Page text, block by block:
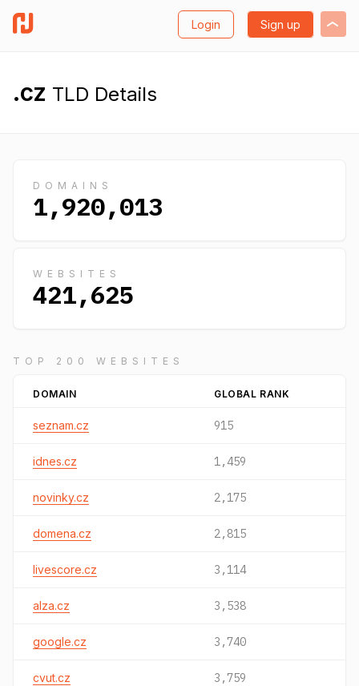
Login Sign up
.cz TLD Details
DOMAINS
1,920,013
WEBSITES
421,625
TOP 200 WEBSITES
DOMAIN GLOBAL RANK
seznam.cz 915
idnes.cz 1,459
novinky.cz 2,175
domena.cz 2,815
livescore.cz 3,114
alza.cz 3,538
google.cz 3,740
cvut.cz 3,759